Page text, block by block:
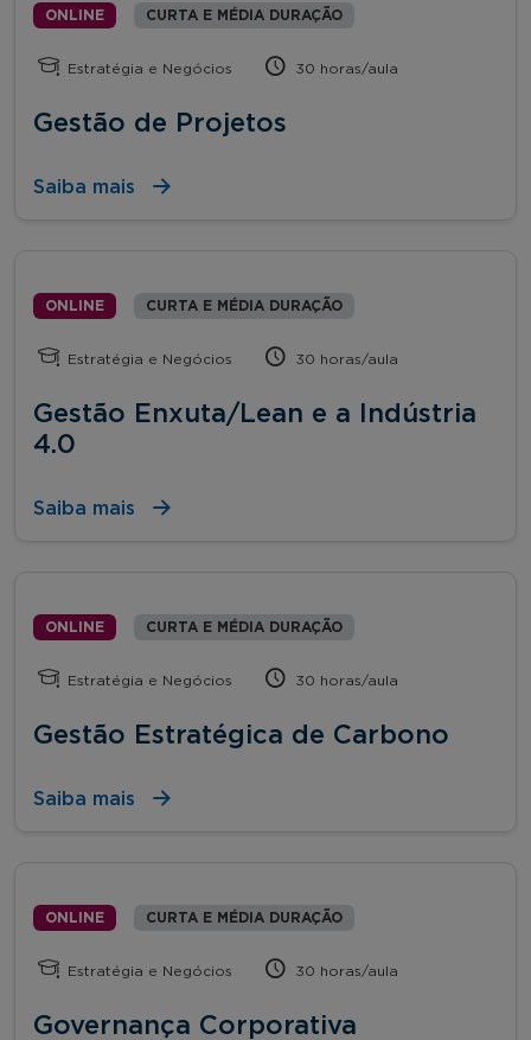
ONLINE CURTA E MÉDIA DURAÇÃO
Estratégia e Negócios 30 horas/aula
Gestão de Projetos
Saiba mais
ONLINE CURTA E MÉDIA DURAÇÃO
Estratégia e Negócios 30 horas/aula
Gestão Enxuta/Lean e a Indústria
4.0
Saiba mais
ONLINE CURTA E MÉDIA DURAÇÃO
Estratégia e Negócios 30 horas/aula
Gestão Estratégica de Carbono
Saiba mais
ONLINE CURTA E MÉDIA DURAÇÃO
Estratégia e Negócios 30 horas/aula
Governança Corporativa